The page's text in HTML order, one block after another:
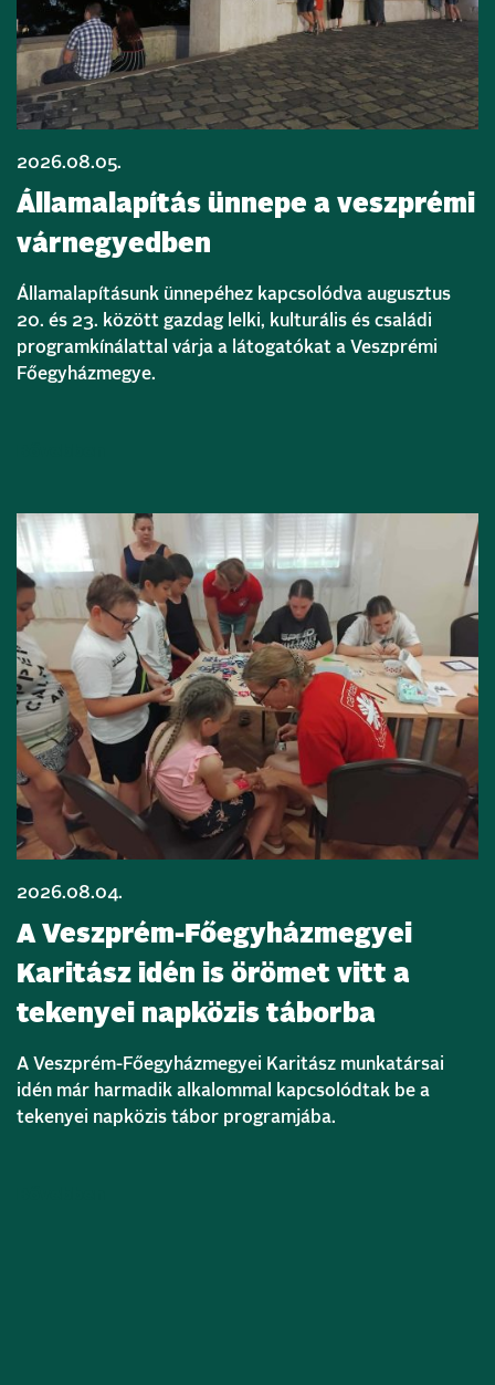
2026.08.05.
Államalapítás ünnepe a veszprémi
várnegyedben
Államalapításunk ünnepéhez kapcsolódva augusztus
20. és 23. között gazdag lelki, kulturális és családi
programkínálattal várja a látogatókat a Veszprémi
Főegyházmegye.
2026.08.04.
A Veszprém-Főegyházmegyei
Karitász idén is örömet vitt a
tekenyei napközis táborba
A Veszprém-Főegyházmegyei Karitász munkatársai
idén már harmadik alkalommal kapcsolódtak be a
tekenyei napközis tábor programjába.